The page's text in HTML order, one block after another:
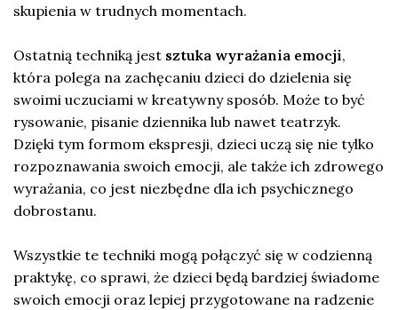
skupienia w trudnych momentach.
Ostatnią techniką jest sztuka wyrażania emocji,
która polega na zachęcaniu dzieci do dzielenia się
swoimi uczuciami w kreatywny sposób. Może to być
rysowanie, pisanie dziennika lub nawet teatrzyk.
Dzięki tym formom ekspresji, dzieci uczą się nie tylko
rozpoznawania swoich emocji, ale także ich zdrowego
wyrażania, co jest niezbędne dla ich psychicznego
dobrostanu.
Wszystkie te techniki mogą połączyć się w codzienną
praktykę, co sprawi, że dzieci będą bardziej świadome
swoich emocji oraz lepiej przygotowane na radzenie